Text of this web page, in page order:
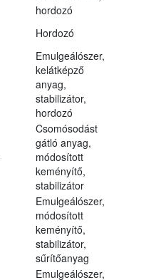
hordozó
Hordozó
Emulgeálószer,
kelátképző
anyag,
stabilizátor,
hordozó
Csomósodást
gátló anyag,
módosított
keményítő,
stabilizátor
Emulgeálószer,
módosított
keményítő,
stabilizátor,
sűrítőanyag
Emulgeálószer,